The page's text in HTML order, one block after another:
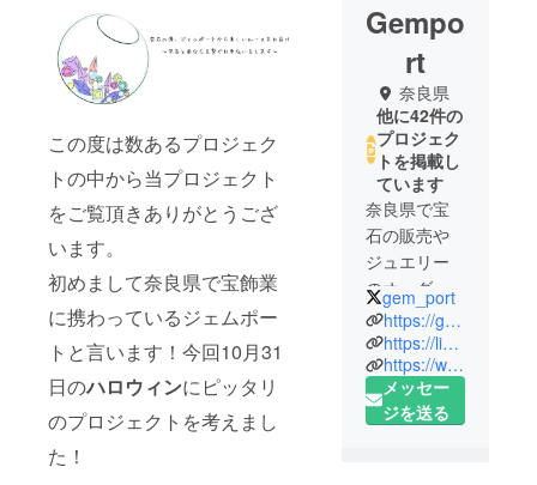
この度は数あるプロジェク
トの中から当プロジェクト
をご覧頂きありがとうござ
います。
初めまして奈良県で宝飾業
に携わっているジェムポー
トと言います！今回10月31
日のハロウィンにピッタリ
のプロジェクトを考えまし
た！
Gempo
rt
奈良県
他に42件の
プロジェク
トを掲載し
ています
奈良県で宝
石の販売や
ジュエリー
のオーダー
やリメイ
ク・リ
フォームを
しておりま
す。
gem_port
https://gem-port.jimdosite.com/
https://lin.ee/DnmumZ0
https://www.instagram.com/gem_port
メッセー
ジを送る